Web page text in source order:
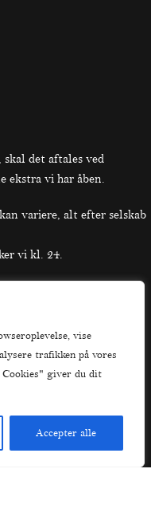
vise
trafikken på vores
Cookies" giver du dit
Accepter alle
det aftales ved
vi har åben.
variere, alt efter selskab
vi kl. 24.